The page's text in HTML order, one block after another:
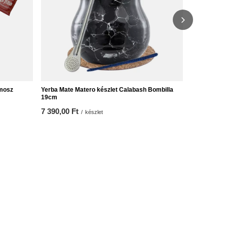
Yerba Mate Matero készlet Calabash Bombilla
19cm
7 390,00 Ft / készlet